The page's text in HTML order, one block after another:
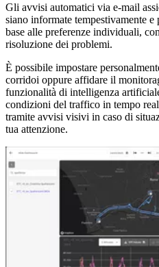
Gli avvisi automatici via e-mail
siano informate tempestivamente e
base alle preferenze individuali,
risoluzione dei problemi.
È possibile impostare
corridoi oppure affidare il
funzionalità di intelligenza
condizioni del traffico in tempo
tramite avvisi visivi in caso di
tua attenzione.